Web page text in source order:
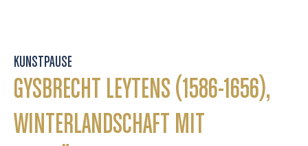
KUNSTPAUSE
GYSBRECHT LEYTENS (1586-1656),
WINTERLANDSCHAFT MIT